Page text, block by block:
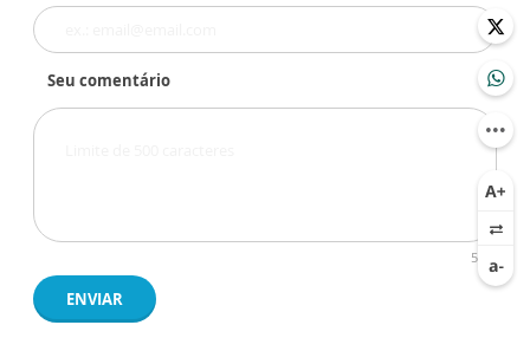
Seu comentário
500
ENVIAR